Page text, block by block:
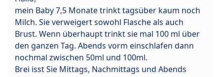
mein Baby 7,5 Monate trinkt tagsüber kaum noch
Milch. Sie verweigert sowohl Flasche als auch
Brust. Wenn überhaupt trinkt sie mal 100 ml über
den ganzen Tag. Abends vorm einschlafen dann
nochmal zwischen 50ml und 100ml.
Brei isst Sie Mittags, Nachmittags und Abends